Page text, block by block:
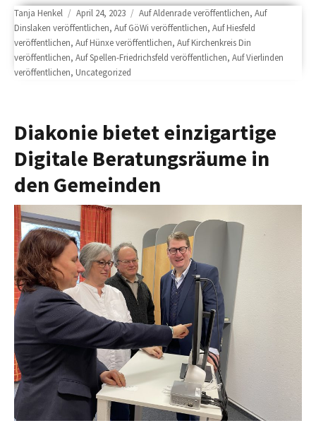
Author
Tanja Henkel
Posted
on
April 24, 2023 Categories
Auf Aldenrade veröffentlichen, Auf
Dinslaken veröffentlichen, Auf GöWi veröffentlichen, Auf Hiesfeld
veröffentlichen, Auf Hünxe veröffentlichen, Auf Kirchenkreis Din
veröffentlichen, Auf Spellen-Friedrichsfeld veröffentlichen, Auf Vierlinden
veröffentlichen, Uncategorized
Diakonie bietet einzigartige
Digitale Beratungsräume in
den Gemeinden